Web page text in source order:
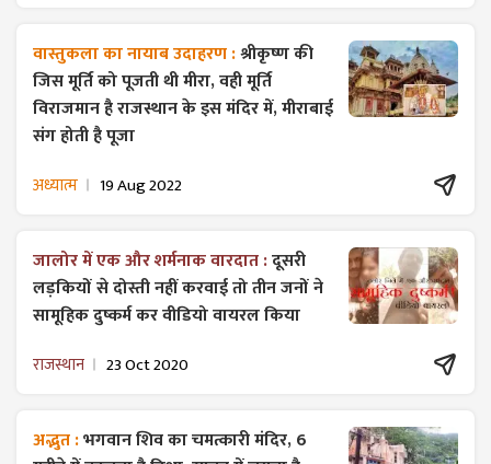
वास्तुकला का नायाब उदाहरण :श्रीकृष्ण की
जिस मूर्ति को पूजती थी मीरा, वही मूर्ति
विराजमान है राजस्थान के इस मंदिर में, मीराबाई
संग होती है पूजा
अध्यात्म 19 Aug 2022
जालोर में एक और शर्मनाक वारदात :दूसरी
लड़कियों से दोस्ती नहीं करवाई तो तीन जनों ने
सामूहिक दुष्कर्म कर वीडियो वायरल किया
राजस्थान 23 Oct 2020
अद्भुत :भगवान शिव का चमत्कारी मंदिर, 6